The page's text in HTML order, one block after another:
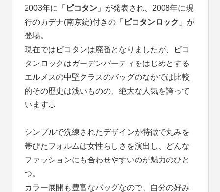
2003年に「 ピコタン」が発表され、2008年に現
行のカデナ(南京錠)付きの「 ピコタンロック 」が
登場。
現在ではピコタンは廃番となりましたが、ピコ
タンロックはガーデンパーティをはじめとする
エルメスの中堅クラスのバッグのなかでは比較
的その歴史は浅いものの、絶大な人気を誇って
います🍊
シンプルで洗練されたデザインが特徴で丸みを
帯びたフォルムは女性らしさを演出し、どんな
ファッションにも合わせやすいのが魅力のひと
つ。
カラー展開も豊富なバッグなので、自分の好み